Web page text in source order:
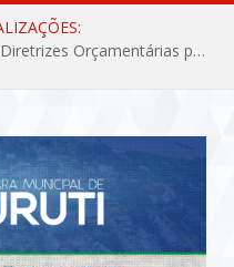
Câmara Municipal aprova Lei de Diretrizes Orçamentárias para o exercício financeiro de 2027